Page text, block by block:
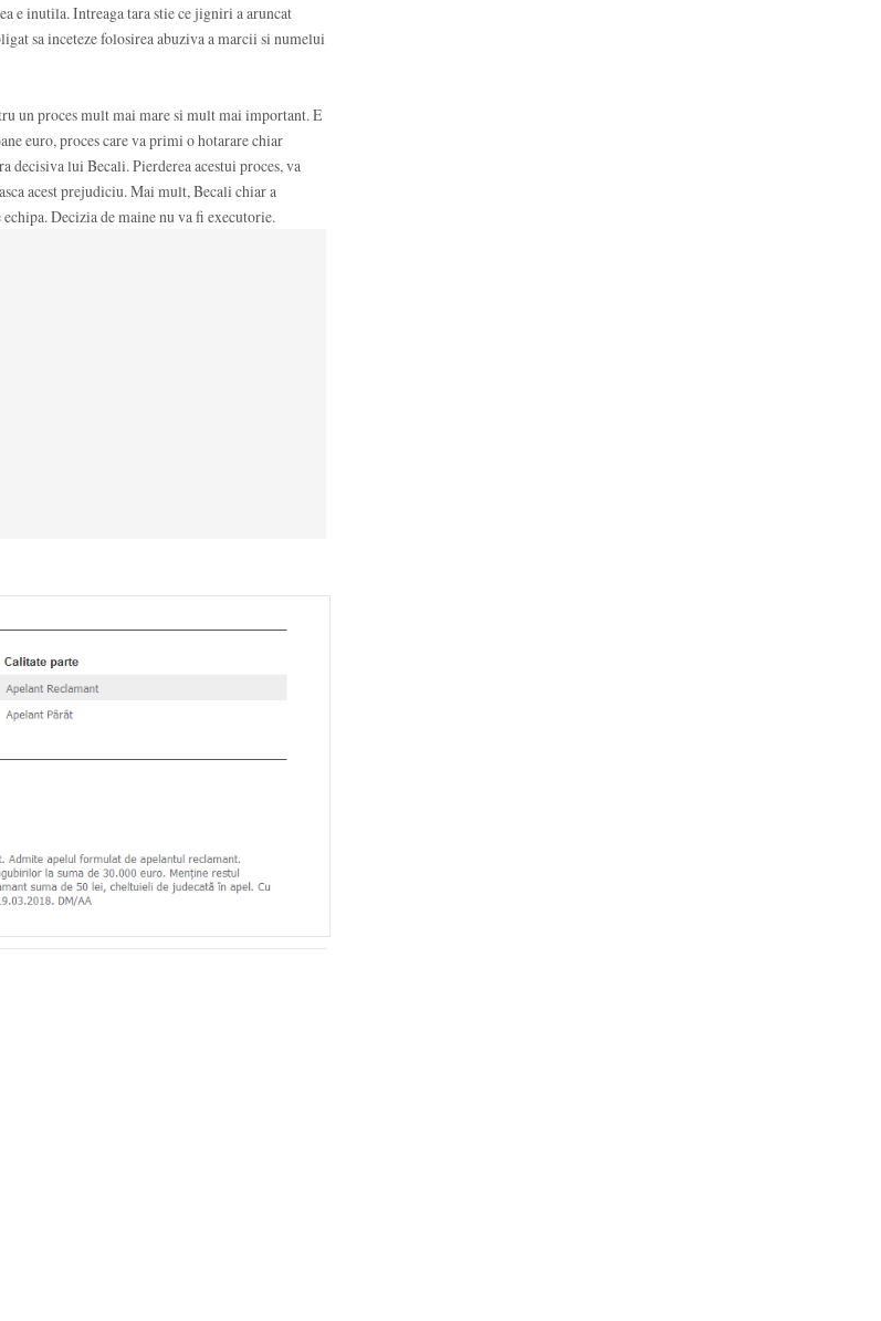
e inutila. Intreaga tara stie ce jigniri a aruncat
sa inceteze folosirea abuziva a marcii si numelui
un proces mult mai mare si mult mai important. E
euro, proces care va primi o hotarare chiar
decisiva lui Becali. Pierderea acestui proces, va
acest prejudiciu. Mai mult, Becali chiar a
Decizia de maine nu va fi executorie.